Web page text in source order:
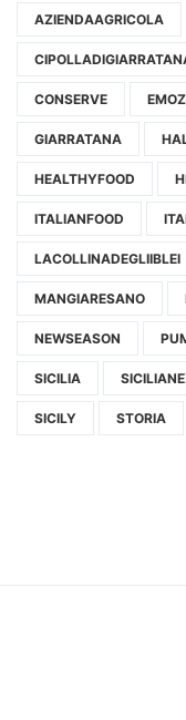
AZIENDAAGRICOLA
CONSERVE
GIARRATANA
HEALTHYFOOD
ITALIANFOOD
LACOLLINADEGLIIBLEI
MANGIARESANO
NEWSEASON
SICILIA
SICILY STORIA